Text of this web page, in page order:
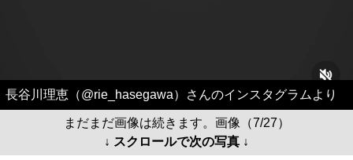
長谷川理恵（@rie_hasegawa）さんのインスタグラムより
まだまだ画像は続きます。画像（7/27）
↓ スクロールで次の写真 ↓